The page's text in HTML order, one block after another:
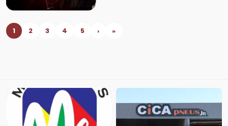
1 2 3 4 5 › »